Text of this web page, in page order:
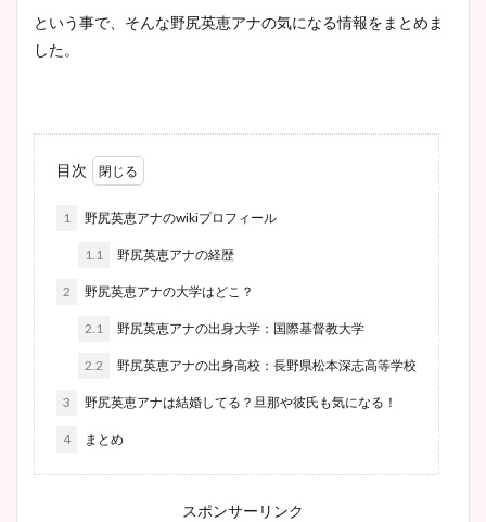
という事で、そんな野尻英恵アナの気になる情報をまとめま
した。
目次
1 野尻英恵アナのwikiプロフィール
1.1 野尻英恵アナの経歴
2 野尻英恵アナの大学はどこ？
2.1 野尻英恵アナの出身大学：国際基督教大学
2.2 野尻英恵アナの出身高校：長野県松本深志高等学校
3 野尻英恵アナは結婚してる？旦那や彼氏も気になる！
4 まとめ
スポンサーリンク